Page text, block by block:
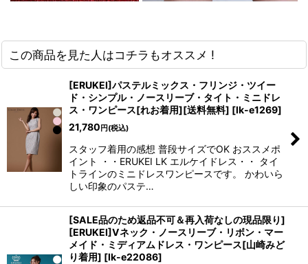
この商品を見た人はコチラもオススメ !
[ERUKEI]パステルミックス・フリンジ・ツイー
ド・シンプル・ノースリーブ・タイト・ミニドレ
ス・ワンピース[れお着用][送料無料] [lk-e1269]
21,780 円 (税込)
スタッフ着用の感想 普段サイズでOK おススメポ
イント ・・ERUKEI LK エルケイドレス・・ タイ
トラインのミニドレスワンピースです。 かわいら
しい印象のパステ…
[SALE品のため返品不可＆再入荷なしの現品限り]
[ERUKEI]Vネック・ノースリーブ・リボン・マー
メイド・ミディアムドレス・ワンピース[山崎みど
り着用] [lk-e22086]